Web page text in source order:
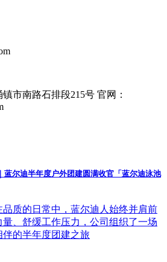
市南路石排段215号 官网：
蓝尔迪半年度户外团建圆满收官「蓝尔迪泳池
质的日常中，蓝尔迪人始终并肩前
、舒缓工作压力，公司组织了一场
的半年度团建之旅